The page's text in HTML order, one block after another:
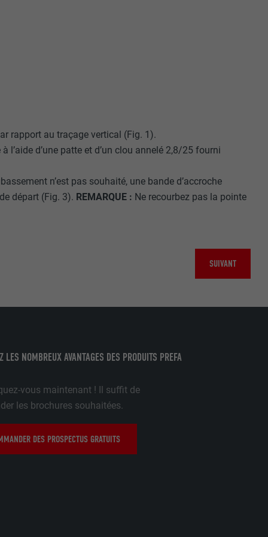
rapport au traçage vertical (Fig. 1).
l’aide d’une patte et d’un clou annelé 2,8/25 fourni
n’est pas souhaité, une bande d’accroche
départ (Fig. 3). REMARQUE : Ne recourbez pas la pointe
SUIVANT
LES NOMBREUX AVANTAGES DES PRODUITS PREFA
vous maintenant ! Il suffit de
les brochures souhaitées.
DES PROSPECTUS GRATUITS
qui
le site
sur le site
cela les
des